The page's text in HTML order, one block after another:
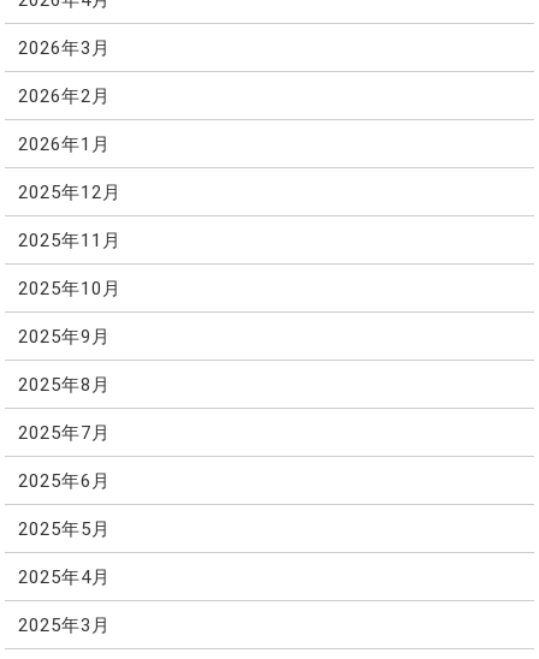
2026年3月
2026年2月
2026年1月
2025年12月
2025年11月
2025年10月
2025年9月
2025年8月
2025年7月
2025年6月
2025年5月
2025年4月
2025年3月